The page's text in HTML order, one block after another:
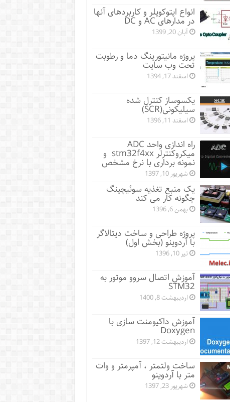
انواع اپتوکوپلر و کاربردهای آنها
در مدارهای AC و DC
آبان 20, 1399
پروژه مانيتورينگ دما و رطوبت
تحت وب سایت
اسفند 17, 1394
یکسوساز کنترل شده
سیلیکونی(SCR)
اسفند 11, 1396
راه اندازی واحد ADC
میکروکنترلر stm32f4xx و
نمونه برداری با نرخ مشخص
شهریور 10, 1397
یک منبع تغذیه سوئیچینگ
چگونه کار می کند
بهمن 6, 1396
پروژه طراحی و ساخت دیتالاگر
با آردوینو (بخش اول)
تیر 10, 1396
آموزش اتصال سروو موتور به
STM32
اردیبهشت 8, 1400
آموزش داکیومنت سازی با
Doxygen
اردیبهشت 12, 1397
ساخت ولتمتر ، آمپرمتر و وات
متر با آردوینو
شهریور 23, 1397